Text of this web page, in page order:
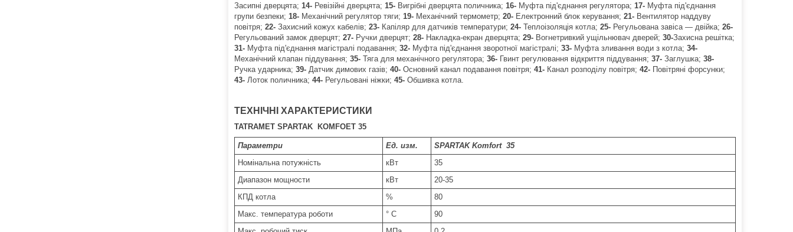
Засипні дверцята; 14- Ревізійні дверцята; 15- Вигрібні дверцята поличника; 16- Муфта під'єднання регулятора; 17- Муфта під'єднання
групи безпеки; 18- Механічний регулятор тяги; 19- Механічний термометр; 20- Електронний блок керування; 21- Вентилятор наддуву
повітря; 22- Захисний кожух кабелів; 23- Капіляр для датчиків температури; 24- Теплоізоляція котла; 25- Регульована завіса — двійка; 26-
Регульований замок дверцят; 27- Ручки дверцят; 28- Накладка-екран дверцята; 29- Вогнетривкий ущільнювач дверей; 30-Захисна решітка;
31- Муфта під'єднання магістралі подавання; 32- Муфта під'єднання зворотної магістралі; 33- Муфта зливання води з котла; 34-
Механічний клапан піддування; 35- Тяга для механічного регулятора; 36- Гвинт регулювання відкриття піддування; 37- Заглушка; 38-
Ручка ударника; 39- Датчик димових газів; 40- Основний канал подавання повітря; 41- Канал розподілу повітря; 42- Повітряні форсунки;
43- Лоток поличника; 44- Регульовані ніжки; 45- Обшивка котла.
ТЕХНІЧНІ ХАРАКТЕРИСТИКИ
TATRAMET SPARTAK KOMFOET 35
Параметри Ед. изм. SPARTAK Komfort35
Номінальна потужність
кВт
35
Диапазон мощности
кВт
20-35
КПД котла
%
80
Макс. температура роботи
° C
90